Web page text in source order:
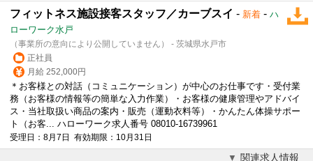
フィットネス施設接客スタッフ／カーブスイ - 新着 - ハ
ローワーク水戸
（事業所の意向により公開していません） - 茨城県水戸市
正社員
月給 252,000円
＊お客様との対話（コミュニケーション）が中心のお仕事です・受付業
務（お客様の情報等の簡単な入力作業）・お客様の健康管理やアドバイ
ス・当社取扱い商品の案内・販売（運動衣料等）・かんたん体操サポー
ト（お客... ハローワーク求人番号 08010-16739961
受理日：8月7日 有効期限：10月31日
関連求人情報